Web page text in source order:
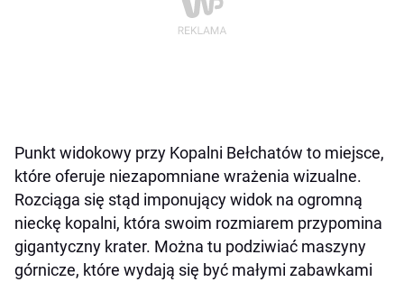
Punkt widokowy przy Kopalni Bełchatów to miejsce,
które oferuje niezapomniane wrażenia wizualne.
Rozciąga się stąd imponujący widok na ogromną
nieckę kopalni, która swoim rozmiarem przypomina
gigantyczny krater. Można tu podziwiać maszyny
górnicze, które wydają się być małymi zabawkami